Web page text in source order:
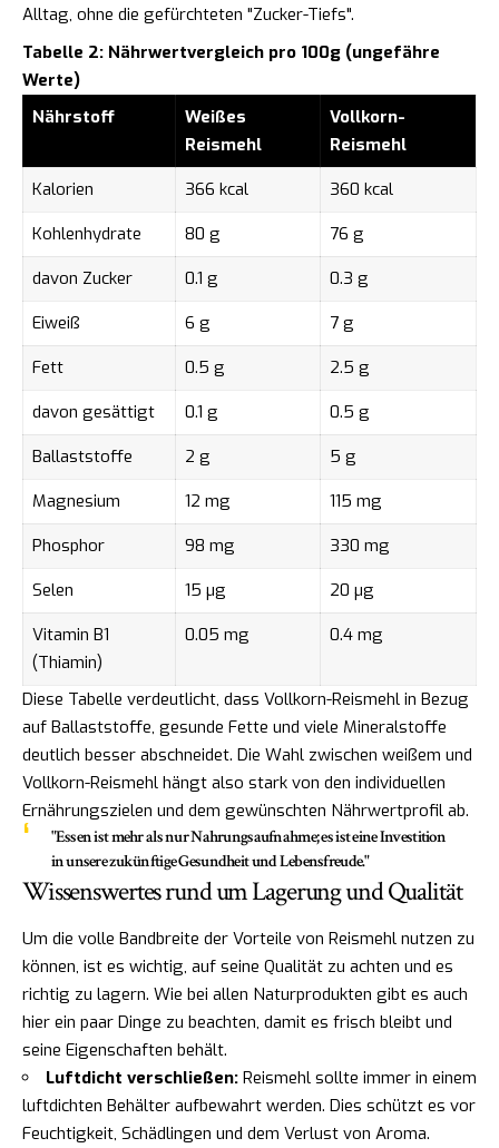
Alltag, ohne die gefürchteten "Zucker-Tiefs".
Tabelle 2: Nährwertvergleich pro 100g (ungefähre
Werte)
Nährstoff
Weißes
Reismehl
Vollkorn-
Reismehl
Kalorien
366 kcal
360 kcal
Kohlenhydrate
80 g
76 g
davon Zucker
0.1 g
0.3 g
Eiweiß
6 g
7 g
Fett
0.5 g
2.5 g
davon gesättigt
0.1 g
0.5 g
Ballaststoffe
2 g
5 g
Magnesium
12 mg
115 mg
Phosphor
98 mg
330 mg
Selen
15 µg
20 µg
Vitamin B1
(Thiamin)
0.05 mg 0.4 mg
Diese Tabelle verdeutlicht, dass Vollkorn-Reismehl in Bezug
auf Ballaststoffe, gesunde Fette und viele Mineralstoffe
deutlich besser abschneidet. Die Wahl zwischen weißem und
Vollkorn-Reismehl hängt also stark von den individuellen
Ernährungszielen und dem gewünschten Nährwertprofil ab.
"Essen ist mehr als nur Nahrungsaufnahme; es ist eine Investition
in unsere zukünftige Gesundheit und Lebensfreude."
Wissenswertes rund um Lagerung und Qualität
Um die volle Bandbreite der Vorteile von Reismehl nutzen zu
können, ist es wichtig, auf seine Qualität zu achten und es
richtig zu lagern. Wie bei allen Naturprodukten gibt es auch
hier ein paar Dinge zu beachten, damit es frisch bleibt und
seine Eigenschaften behält.
Luftdicht verschließen: Reismehl sollte immer in einem
luftdichten Behälter aufbewahrt werden. Dies schützt es vor
Feuchtigkeit, Schädlingen und dem Verlust von Aroma.